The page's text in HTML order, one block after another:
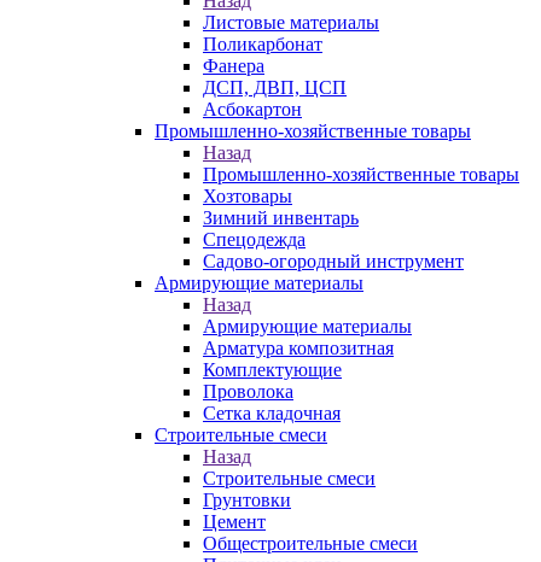
Листовые материалы
Поликарбонат
Фанера
ДСП, ДВП, ЦСП
Асбокартон
Промышленно-хозяйственные товары
Назад
Промышленно-хозяйственные товары
Хозтовары
Зимний инвентарь
Спецодежда
Садово-огородный инструмент
Армирующие материалы
Назад
Армирующие материалы
Арматура композитная
Комплектующие
Проволока
Сетка кладочная
Строительные смеси
Назад
Строительные смеси
Грунтовки
Цемент
Общестроительные смеси